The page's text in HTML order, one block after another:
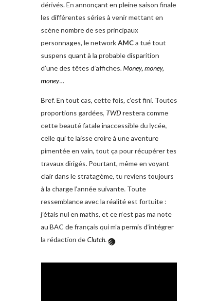
dérivés. En annonçant en pleine saison finale
les différentes séries à venir mettant en
scène nombre de ses principaux
personnages, le networkAMCa tué tout
suspens quant à la probable disparition
d’une des têtes d’affiches.Money, money,
money…
Bref. En tout cas, cette fois, c’est fini. Toutes
proportions gardées, TWDrestera comme
cette beauté fatale inaccessible du lycée,
celle qui te laisse croire à une aventure
pimentée en vain, tout ça pour récupérer tes
travaux dirigés. Pourtant, même en voyant
clair dans le stratagème, tu reviens toujours
à la charge l’année suivante. Toute
ressemblance avec la réalité est fortuite :
j’étais nul en maths, et ce n’est pas ma note
au BAC de français qui m’a permis d’intégrer
la rédaction deClutch.